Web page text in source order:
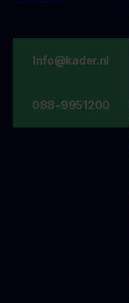
Info@kader.nl
088-9951200